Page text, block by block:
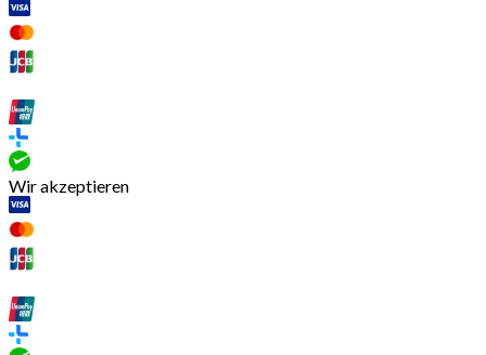
Wir akzeptieren